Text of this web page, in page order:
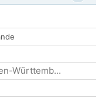
Württemb...